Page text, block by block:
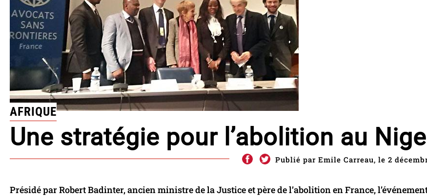
Une stratégie pour l’abolition au
AFRIQUE
Publié par Emile Carreau, le 2
Présidé par Robert Badinter, ancien ministre de la Justice et père de l’abolition en France,